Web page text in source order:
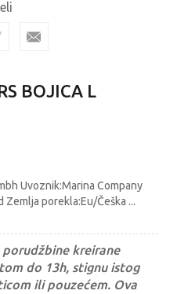
BOJICA L
Uvoznik:Marina Company
Zemlja porekla:Eu/Češka ...
kreirane
do 13h, stignu istog
ili pouzećem. Ova